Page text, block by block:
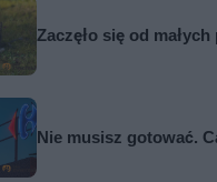
Zaczęło się od
Nie musisz gotować.